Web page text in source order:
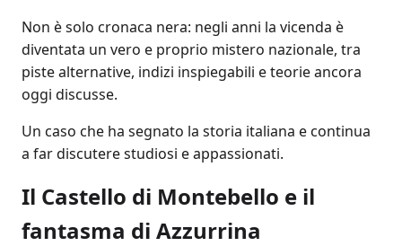
Non è solo cronaca nera: negli anni la vicenda è
diventata un vero e proprio mistero nazionale, tra
piste alternative, indizi inspiegabili e teorie ancora
oggi discusse.
Un caso che ha segnato la storia italiana e continua
a far discutere studiosi e appassionati.
Il Castello di Montebello e il
fantasma di Azzurrina